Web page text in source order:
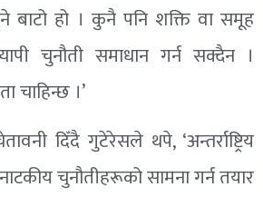
बाटो हो । कुनै पनि शक्ति वा समूह
चुनौती समाधान गर्न सक्दैन ।
चाहिन्छ ।’
दिँदै गुटेरेसले थपे, ‘अन्तर्राष्ट्रिय
चुनौतीहरूको सामना गर्न तयार